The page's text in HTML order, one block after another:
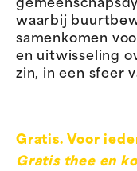
waarbij
samenkomen
en uitwisseling
zin, in een sfeer
Gratis. Voor
Gratis thee en